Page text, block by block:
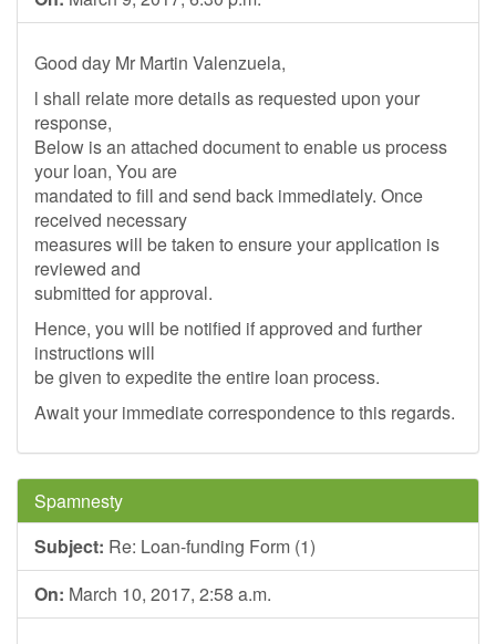
Good day Mr Martin Valenzuela,
l shall relate more details as requested upon your
response,
Below is an attached document to enable us process
your loan, You are
mandated to fill and send back immediately. Once
received necessary
measures will be taken to ensure your application is
reviewed and
submitted for approval.
Hence, you will be notified if approved and further
instructions will
be given to expedite the entire loan process.
Await your immediate correspondence to this regards.
Spamnesty
Subject: Re: Loan-funding Form (1)
On: March 10, 2017, 2:58 a.m.